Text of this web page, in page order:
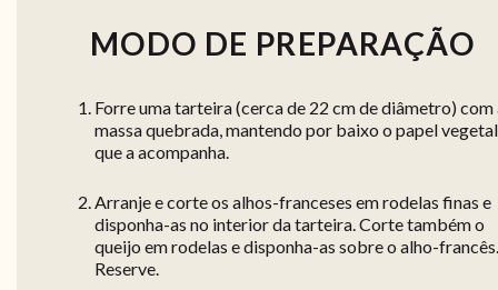
MODO DE PREPARAÇÃO
Forre uma tarteira (cerca de 22 cm de diâmetro) com
massa quebrada, mantendo por baixo o papel vegetal
que a acompanha.
Arranje e corte os alhos-franceses em rodelas finas e
disponha-as no interior da tarteira. Corte também o
queijo em rodelas e disponha-as sobre o alho-francês.
Reserve.